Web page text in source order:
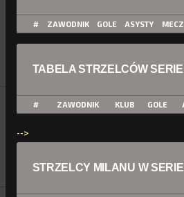
# ZAWODNIK GOLE ASYSTY
TABELA STRZELCÓW SERIE
# ZAWODNIK KLUB GOLE
-->
STRZELCY MILANU W